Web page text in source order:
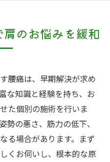
のお悩みを緩和
腰痛は、早期解決が求め
な知識と経験を持ち、お
た個別の施術を行いま
勢の悪さ、筋力の低下、
る場合があります。まず
くお伺いし、根本的な原